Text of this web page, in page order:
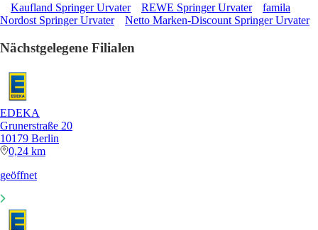
Kaufland Springer Urvater REWE Springer Urvater
famila
Nordost Springer Urvater
Netto Marken-Discount Springer Urvater
Nächstgelegene Filialen
EDEKA
Grunerstraße 20
10179 Berlin
0,24 km
geöffnet